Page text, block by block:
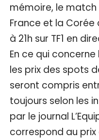
mémoire, le match
France et la Corée
à 21h sur TF1 en
En ce qui
les prix des spots
seront compris
toujours selon les
par le journal
correspond au